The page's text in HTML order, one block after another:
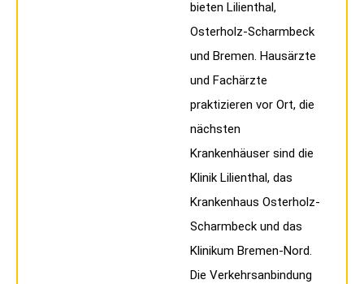
bieten Lilienthal,
Osterholz-Scharmbeck
und Bremen. Hausärzte
und Fachärzte
praktizieren vor Ort, die
nächsten
Krankenhäuser sind die
Klinik Lilienthal, das
Krankenhaus Osterholz-
Scharmbeck und das
Klinikum Bremen-Nord.
Die Verkehrsanbindung